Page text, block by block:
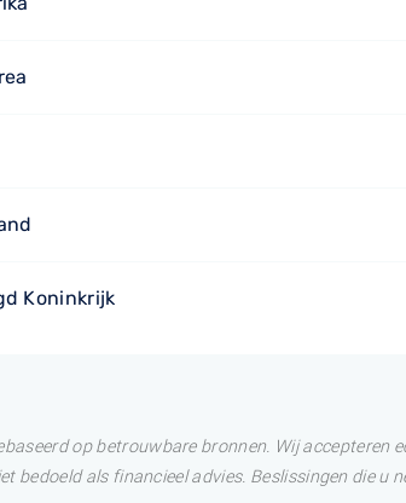
Koninkrijk
op betrouwbare bronnen. Wij accepteren
bedoeld als financieel advies. Beslissingen die